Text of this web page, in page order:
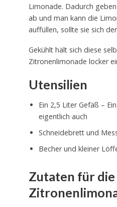
Limonade. Dadurch
ab und man kann die
auffüllen, sollte sie sich
Gekühlt hält sich diese
Zitronenlimonade locker
Utensilien
Ein 2,5 Liter Gefäß –
eigentlich auch
Schneidebrett und
Becher und kleiner
Zutaten für